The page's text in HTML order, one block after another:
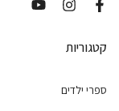
קטגוריות
ספרי ילדים